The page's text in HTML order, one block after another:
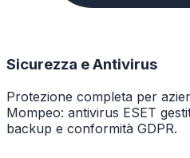
Sicurezza e Antivirus
Protezione completa per
Mompeo: antivirus ESET
backup e conformità GDPR.